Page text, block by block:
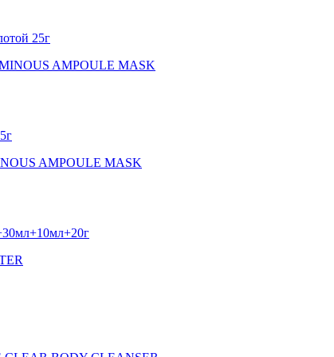
25г
AMPOULE MASK
AMPOULE MASK